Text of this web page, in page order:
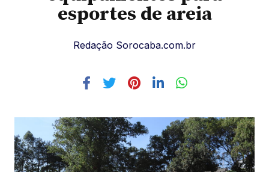
esportes de areia
Redação Sorocaba.com.br